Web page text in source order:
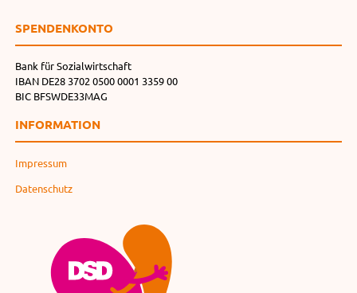
SPENDEN­KONTO
Bank für Sozialwirtschaft
IBAN DE28 3702 0500 0001 3359 00
BIC BFSWDE33MAG
INFORMATION
Impressum
Datenschutz